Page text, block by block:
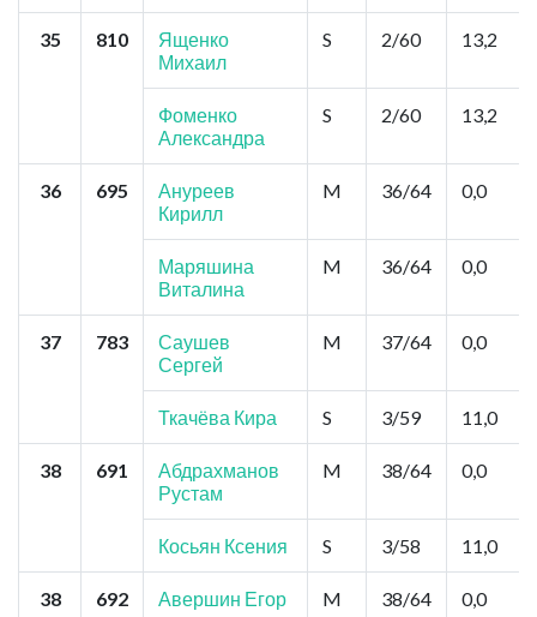
35 810
Ященко
Михаил
S 2/60 13,2
Фоменко
Александра
S 2/60 13,2
36 695
Ануреев
Кирилл
M 36/64 0,0
Маряшина
Виталина
M 36/64 0,0
37 783
Саушев
Сергей
M 37/64 0,0
Ткачёва Кира S 3/59 11,0
38 691
Абдрахманов
Рустам
M 38/64 0,0
Косьян Ксения S 3/58 11,0
38 692 Авершин Егор M 38/64 0,0